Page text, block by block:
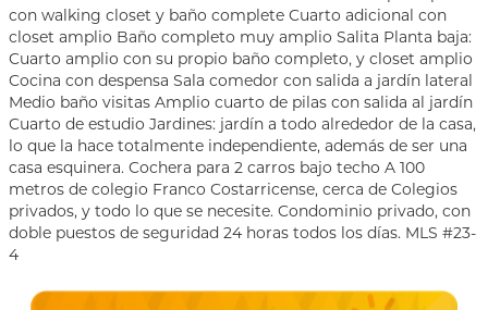
con walking closet y baño complete Cuarto adicional con
closet amplio Baño completo muy amplio Salita Planta baja:
Cuarto amplio con su propio baño completo, y closet amplio
Cocina con despensa Sala comedor con salida a jardín lateral
Medio baño visitas Amplio cuarto de pilas con salida al jardín
Cuarto de estudio Jardines: jardín a todo alrededor de la casa,
lo que la hace totalmente independiente, además de ser una
casa esquinera. Cochera para 2 carros bajo techo A 100
metros de colegio Franco Costarricense, cerca de Colegios
privados, y todo lo que se necesite. Condominio privado, con
doble puestos de seguridad 24 horas todos los días. MLS #23-
4